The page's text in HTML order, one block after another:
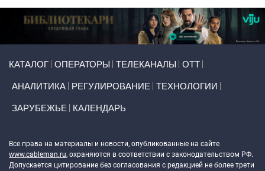
КАТАЛОГ ОПЕРАТОРЫ ТЕЛЕКАНАЛЫ ОТТ
АНАЛИТИКА РЕГУЛИРОВАНИЕ ТЕХНОЛОГИИ
ЗАРУБЕЖЬЕ КАЛЕНДАРЬ
Все права на материалы и новости, опубликованные на сайте
www.cableman.ru, охраняются в соответствии с законодательством РФ.
Допускается цитирование без согласования с редакцией не более трети